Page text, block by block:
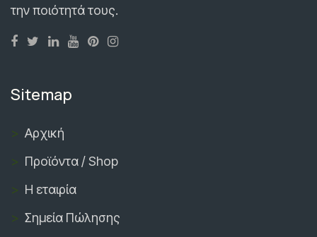
την ποιότητά τους.
Sitemap
Αρχική
Προϊόντα / Shop
Η εταιρία
Σημεία Πώλησης